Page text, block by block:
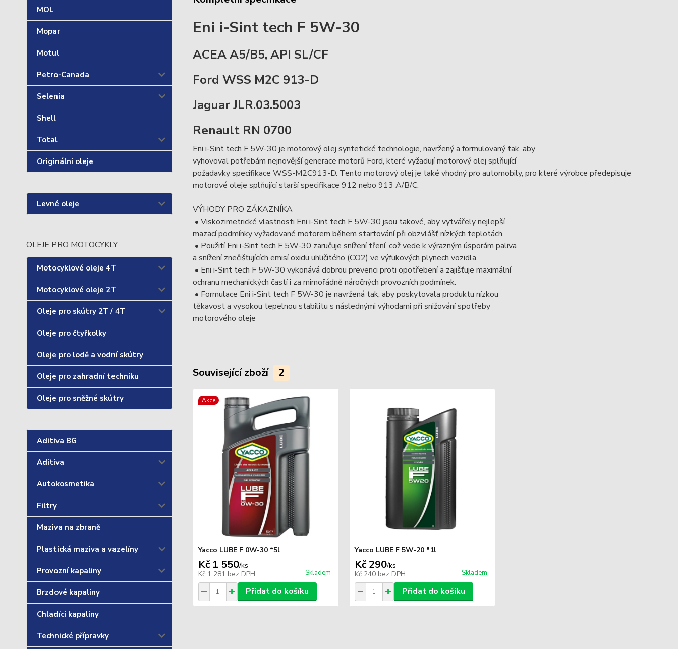
MOL
Mopar
Motul
Petro-Canada
Selenia
Shell
Total
Originální oleje
Levné oleje
OLEJE PRO MOTOCYKLY
Motocyklové oleje 4T
Motocyklové oleje 2T
Oleje pro skútry 2T / 4T
Oleje pro čtyřkolky
Oleje pro lodě a vodní skútry
Oleje pro zahradní techniku
Oleje pro sněžné skútry
Aditiva BG
Aditiva
Autokosmetika
Filtry
Maziva na zbraně
Plastická maziva a vazelíny
Provozní kapaliny
Brzdové kapaliny
Chladící kapaliny
Technické přípravky
Eni i-Sint tech F 5W-30
ACEA A5/B5, API SL/CF
Ford WSS M2C 913-D
Jaguar JLR.03.5003
Renault RN 0700
Eni i-Sint tech F 5W-30 je motorový olej syntetické technologie, navržený a formulovaný tak, aby
vyhovoval potřebám nejnovější generace motorů Ford, které vyžadují motorový olej splňující
požadavky specifikace WSS-M2C913-D. Tento motorový olej je také vhodný pro automobily, pro které výrobce předepisuje
motorové oleje splňující starší specifikace 912 nebo 913 A/B/C.
VÝHODY PRO ZÁKAZNÍKA
• Viskozimetrické vlastnosti Eni i-Sint tech F 5W-30 jsou takové, aby vytvářely nejlepší
mazací podmínky vyžadované motorem během startování při obzvlášť nízkých teplotách.
• Použití Eni i-Sint tech F 5W-30 zaručuje snížení tření, což vede k výrazným úsporám paliva
a snížení znečišťujících emisí oxidu uhličitého (CO2) ve výfukových plynech vozidla.
• Eni i-Sint tech F 5W-30 vykonává dobrou prevenci proti opotřebení a zajišťuje maximální
ochranu mechanických častí i za mimořádně náročných provozních podmínek.
• Formulace Eni i-Sint tech F 5W-30 je navržená tak, aby poskytovala produktu nízkou
těkavost a vysokou tepelnou stabilitu s následnými výhodami při snižování spotřeby
motorového oleje
Související zboží 2
Akce
Yacco LUBE F 0W-30 *5l
Kč 1 550/ks
Kč 1 281 bez DPH Skladem
Přidat do košíku
Yacco LUBE F 5W-20 *1l
Kč 290/ks
Kč 240 bez DPH Skladem
Přidat do košíku